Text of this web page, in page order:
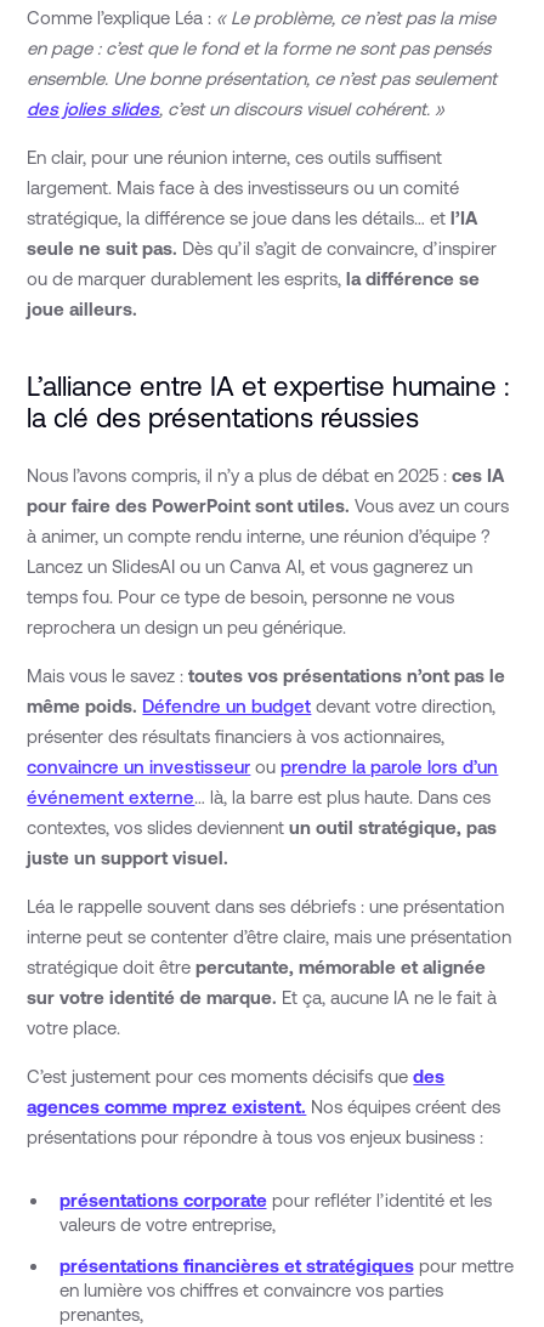
Comme l’explique Léa : « Le problème, ce n’est pas la mise
en page : c’est que le fond et la forme ne sont pas pensés
ensemble. Une bonne présentation, ce n’est pas seulement
des jolies slides, c’est un discours visuel cohérent. »
En clair, pour une réunion interne, ces outils suffisent
largement. Mais face à des investisseurs ou un comité
stratégique, la différence se joue dans les détails… etl’IA
seule ne suit pas. Dès qu’il s’agit de convaincre, d’inspirer
ou de marquer durablement les esprits,la différence se
joue ailleurs.
L’alliance entre IA et expertise humaine :
la clé des présentations réussies
Nous l’avons compris, il n’y a plus de débat en 2025 :ces IA
pour faire des PowerPoint sont utiles. Vous avez un cours
à animer, un compte rendu interne, une réunion d’équipe ?
Lancez un SlidesAI ou un Canva AI, et vous gagnerez un
temps fou. Pour ce type de besoin, personne ne vous
reprochera un design un peu générique.
Mais vous le savez :toutes vos présentations n’ont pas le
même poids. Défendre un budget devant votre direction,
présenter des résultats financiers à vos actionnaires,
convaincre un investisseur ouprendre la parole lors d’un
événement externe… là, la barre est plus haute. Dans ces
contextes, vos slides deviennentun outil stratégique, pas
juste un support visuel.
Léa le rappelle souvent dans ses débriefs : une présentation
interne peut se contenter d’être claire, mais une présentation
stratégique doit êtrepercutante, mémorable et alignée
sur votre identité de marque. Et ça, aucune IA ne le fait à
votre place.
C’est justement pour ces moments décisifs quedes
agences comme mprez existent. Nos équipes créent des
présentations pour répondre à tous vos enjeux business :
présentations corporatepour refléter l’identité et les
valeurs de votre entreprise,
présentations financières et stratégiquespour mettre
en lumière vos chiffres et convaincre vos parties
prenantes,